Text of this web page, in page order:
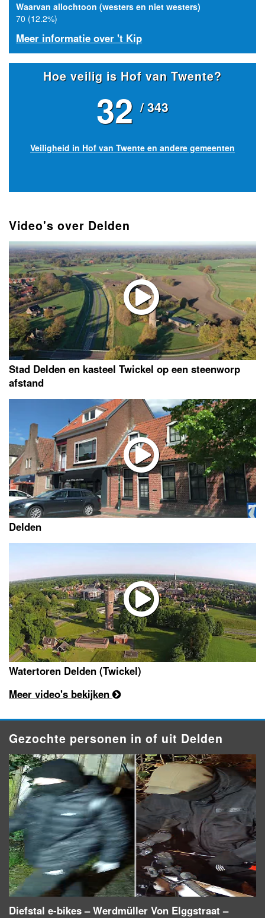
Waarvan allochtoon (westers en niet westers)
70 (12.2%)
Meer informatie over 't Kip
Hoe veilig is Hof van Twente?
32 / 343
Veiligheid in Hof van Twente en andere gemeenten
Video's over Delden
Stad Delden en kasteel Twickel op een steenworp
afstand
Delden
Watertoren Delden (Twickel)
Meer video's bekijken
Gezochte personen in of uit Delden
Diefstal e-bikes – Werdmüller Von Elggstraat –